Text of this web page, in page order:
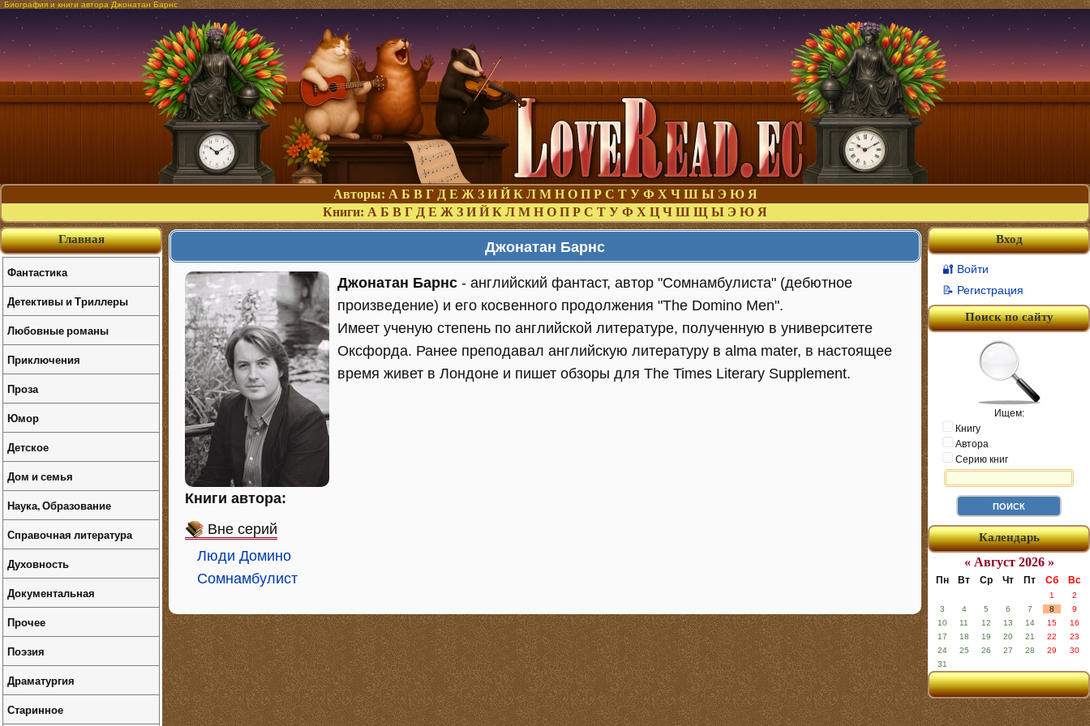
Биография и книги автора Джонатан Барнс
Авторы: А Б В Г Д Е Ж З И Й К Л М Н О П Р С Т У Ф Х Ч Ш Ы Э Ю Я
Книги: А Б В Г Д Е Ж З И Й К Л М Н О П Р С Т У Ф Х Ц Ч Ш Щ Ы Э Ю Я
Джонатан Барнс
Джонатан Барнс - английский фантаст, автор "Сомнамбулиста" (дебютное
произведение) и его косвенного продолжения "The Domino Men".
Имеет ученую степень по английской литературе, полученную в университете
Оксфорда. Ранее преподавал английскую литературу в alma mater, в настоящее
время живет в Лондоне и пишет обзоры для The Times Literary Supplement.
Книги автора:
Вне серий
Люди Домино
Сомнамбулист
Вход
🔐 Войти
📝 Регистрация
Поиск по сайту
Ищем:
Книгу
Автора
Серию книг
Календарь
« Август 2026 »
Пн Вт Ср Чт Пт Сб Вс
1
2
3
4 5 6 7 8
9
10
11 12 13 14 15
16
17
18 19 20 21 22
23
24
25 26 27 28 29
30
31
Главная
Фантастика
Детективы и Триллеры
Любовные романы
Приключения
Проза
Юмор
Детское
Дом и семья
Наука, Образование
Справочная литература
Духовность
Документальная
Прочее
Поэзия
Драматургия
Старинное